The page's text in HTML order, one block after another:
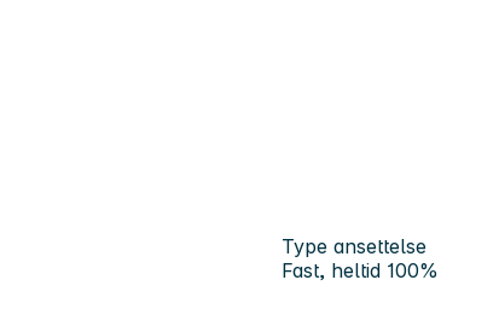
Type ansettelse
Fast, heltid 100%